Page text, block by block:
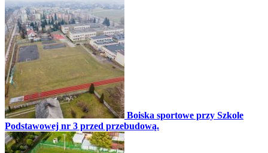
Boiska sportowe przy Szkole
Podstawowej nr 3 przed przebudową.